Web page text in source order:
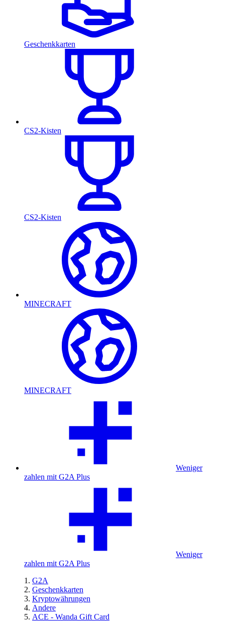
Geschenkkarten
CS2-Kisten
CS2-Kisten
MINECRAFT
MINECRAFT
Weniger
zahlen mit G2A Plus
Weniger
zahlen mit G2A Plus
G2A
Geschenkkarten
Kryptowährungen
Andere
ACE - Wanda Gift Card